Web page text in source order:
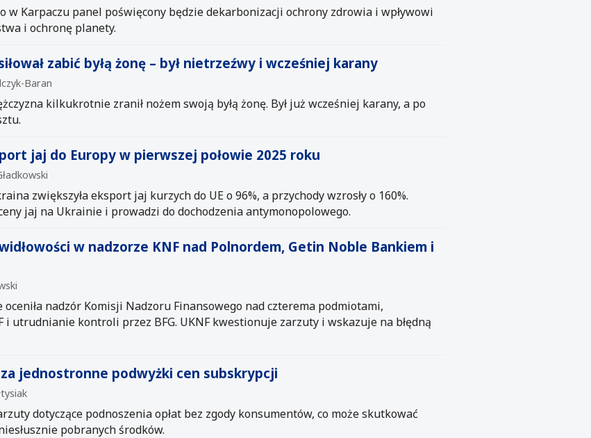
w Karpaczu panel poświęcony będzie dekarbonizacji ochrony zdrowia i wpływowi
i ochronę planety.
zabić byłą żonę – był nietrzeźwy i wcześniej karany
Baran
kilkukrotnie zranił nożem swoją byłą żonę. Był już wcześniej karany, a po
jaj do Europy w pierwszej połowie 2025 roku
zwiększyła eksport jaj kurzych do UE o 96%, a przychody wzrosły o 160%.
jaj na Ukrainie i prowadzi do dochodzenia antymonopolowego.
w nadzorze KNF nad Polnordem, Getin Noble Bankiem i
nadzór Komisji Nadzoru Finansowego nad czterema podmiotami,
i utrudnianie kontroli przez BFG. UKNF kwestionuje zarzuty i wskazuje na błędną
jednostronne podwyżki cen subskrypcji
dotyczące podnoszenia opłat bez zgody konsumentów, co może skutkować
pobranych środków.